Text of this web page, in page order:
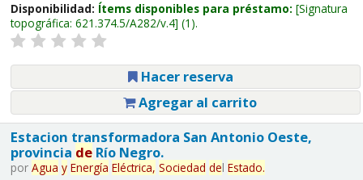
Disponibilidad: Ítems disponibles para préstamo: Signatura
topográfica: 621.374.5/A282/v.4 (1).
Hacer reserva
Agregar al carrito
Estacion transformadora San Antonio Oeste,
provincia deRío Negro.
por Agua y Energía Eléctrica, Sociedad del Estado.